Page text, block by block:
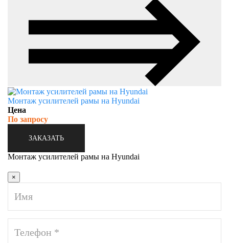
Монтаж усилителей рамы на Hyundai
Цена
По запросу
ЗАКАЗАТЬ
Монтаж усилителей рамы на Hyundai
×